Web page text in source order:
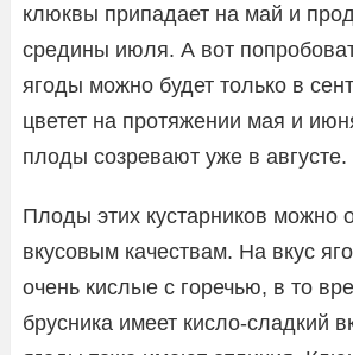
клюквы припадает на май и
средины июля. А вот
ягоды можно будет только в
цветет на протяжении мая и
плоды созревают уже в августе.
Плоды этих кустарников можно
вкусовым качествам. На вкус
очень кислые с горечью, в то
брусника имеет кисло-сладкий